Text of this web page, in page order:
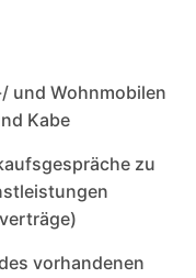
und Wohnmobilen
Kabe
zu
vorhandenen